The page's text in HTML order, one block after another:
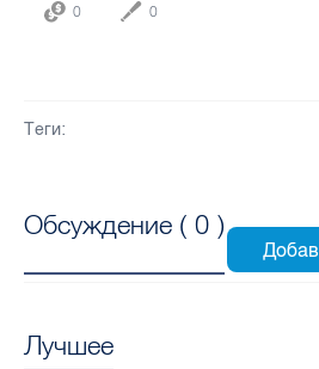
0 0
Теги:
Обсуждение ( 0 )
Лучшее